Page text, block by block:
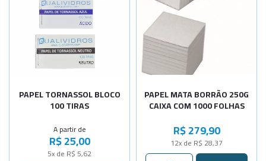
PAPEL TORNASSOL BLOCO
100 TIRAS
A partir de
R$ 25,00
5x de R$ 5,62
Vermelho
Sob Consulta
-
-
PAPEL MATA BORRÃO 250G
CAIXA COM 1000 FOLHAS
R$ 279,90
12x de R$ 28,37